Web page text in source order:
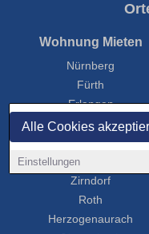
Alle Cookies
Einstellungen
Wohnung Mieten
Nürnberg
Fürth
Erlangen
Schwabach
Forchheim
Lauf an der Pegnitz
Zirndorf
Roth
Herzogenaurach